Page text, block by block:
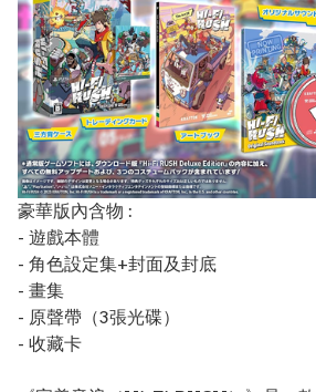
豪華版內含物 :
- 遊戲本體
- 角色設定集+封面及封底
- 畫集
- 原聲帶（3張光碟）
- 收藏卡